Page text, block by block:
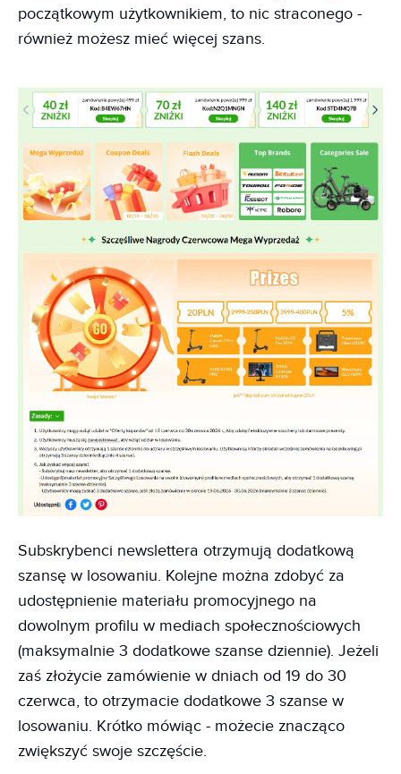
początkowym użytkownikiem, to nic straconego -
również możesz mieć więcej szans.
Subskrybenci newslettera otrzymują dodatkową
szansę w losowaniu. Kolejne można zdobyć za
udostępnienie materiału promocyjnego na
dowolnym profilu w mediach społecznościowych
(maksymalnie 3 dodatkowe szanse dziennie). Jeżeli
zaś złożycie zamówienie w dniach od 19 do 30
czerwca, to otrzymacie dodatkowe 3 szanse w
losowaniu. Krótko mówiąc - możecie znacząco
zwiększyć swoje szczęście.